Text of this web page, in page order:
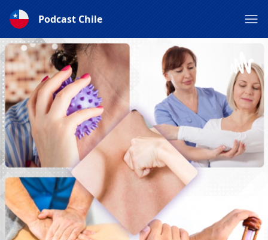
Podcast Chile